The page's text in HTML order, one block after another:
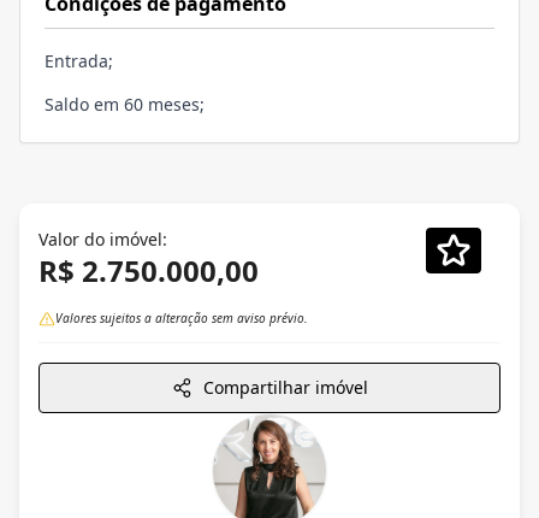
Entrada;
Saldo em 60 meses;
Valor do imóvel:
R$ 2.750.000,00
Valores sujeitos a alteração sem aviso prévio.
Compartilhar imóvel